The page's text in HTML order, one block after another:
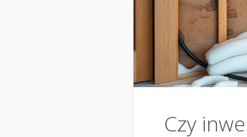
Czy